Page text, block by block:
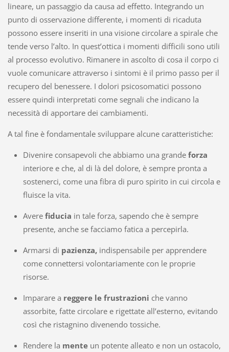
lineare, un passaggio da causa ad effetto. Integrando un
punto di osservazione differente, i momenti di ricaduta
possono essere inseriti in una visione circolare a spirale che
tende verso l’alto. In quest’ottica i momenti difficili sono utili
al processo evolutivo. Rimanere in ascolto di cosa il corpo ci
vuole comunicare attraverso i sintomi è il primo passo per il
recupero del benessere. I dolori psicosomatici possono
essere quindi interpretati come segnali che indicano la
necessità di apportare dei cambiamenti.
A tal fine è fondamentale sviluppare alcune caratteristiche:
Divenire consapevoli che abbiamo una grande forza
interiore e che, al di là del dolore, è sempre pronta a
sostenerci, come una fibra di puro spirito in cui circola e
fluisce la vita.
Avere fiducia in tale forza, sapendo che è sempre
presente, anche se facciamo fatica a percepirla.
Armarsi di pazienza,indispensabile per apprendere
come connettersi volontariamente con le proprie
risorse.
Imparare a reggere le frustrazioni che vanno
assorbite, fatte circolare e rigettate all’esterno, evitando
così che ristagnino divenendo tossiche.
Rendere la menteun potente alleato e non un ostacolo,